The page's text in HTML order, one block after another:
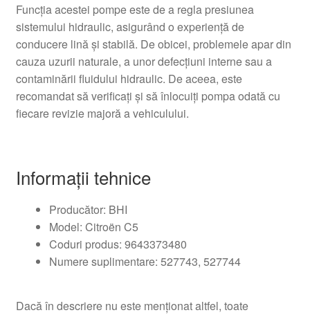
Funcția acestei pompe este de a regla presiunea
sistemului hidraulic, asigurând o experiență de
conducere lină și stabilă. De obicei, problemele apar din
cauza uzurii naturale, a unor defecțiuni interne sau a
contaminării fluidului hidraulic. De aceea, este
recomandat să verificați și să înlocuiți pompa odată cu
fiecare revizie majoră a vehiculului.
Informații tehnice
Producător: BHI
Model: Citroën C5
Coduri produs: 9643373480
Numere suplimentare: 527743, 527744
Dacă în descriere nu este menționat altfel, toate